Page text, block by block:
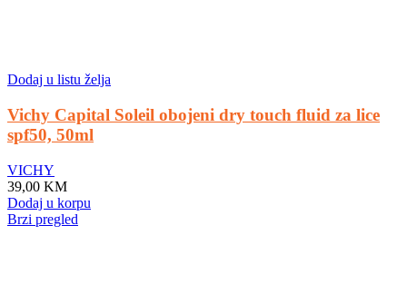
Dodaj u listu želja
Vichy Capital Soleil obojeni dry touch fluid za lice
spf50, 50ml
VICHY
39,00 KM
Dodaj u korpu
Brzi pregled